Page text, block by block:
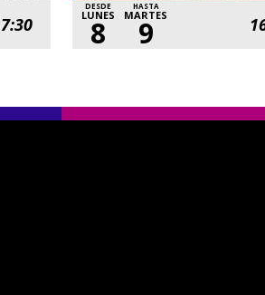
DESDE
LUNES
8
HASTA
MARTES
9